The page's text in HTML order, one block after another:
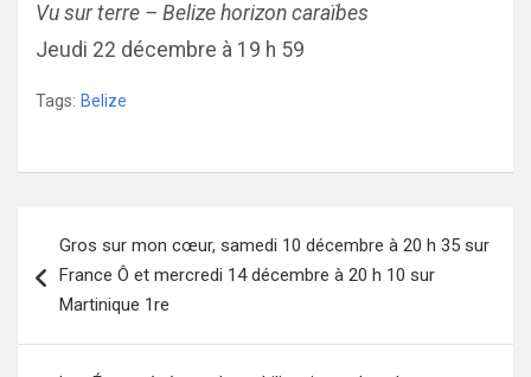
Vu sur terre – Belize horizon caraïbes
Jeudi 22 décembre à 19 h 59
Tags: Belize
de
l’article
Gros sur mon cœur, samedi 10 décembre à 20 h 35 sur
France Ô et mercredi 14 décembre à 20 h 10 sur
Martinique 1re